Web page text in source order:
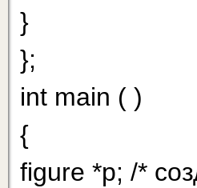
}
};
int main ( )
{
figure *p; /*